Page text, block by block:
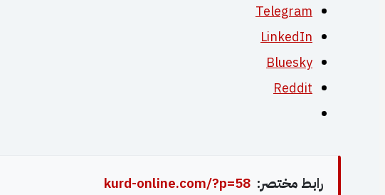
Telegram
LinkedIn
Bluesky
Reddit
رابط مختصر: kurd-online.com/?p=58